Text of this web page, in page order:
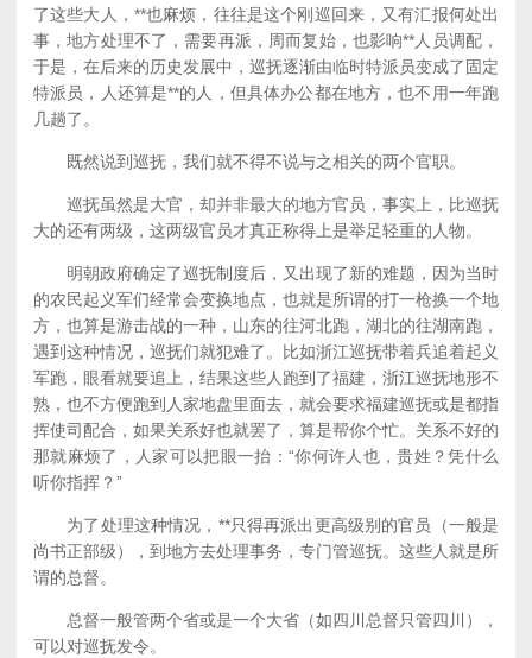
了这些大人，**也麻烦，往往是这个刚巡回来，又有汇报何处出
事，地方处理不了，需要再派，周而复始，也影响**人员调配，
于是，在后来的历史发展中，巡抚逐渐由临时特派员变成了固定
特派员，人还算是**的人，但具体办公都在地方，也不用一年跑
几趟了。
既然说到巡抚，我们就不得不说与之相关的两个官职。
巡抚虽然是大官，却并非最大的地方官员，事实上，比巡抚
大的还有两级，这两级官员才真正称得上是举足轻重的人物。
明朝政府确定了巡抚制度后，又出现了新的难题，因为当时
的农民起义军们经常会变换地点，也就是所谓的打一枪换一个地
方，也算是游击战的一种，山东的往河北跑，湖北的往湖南跑，
遇到这种情况，巡抚们就犯难了。比如浙江巡抚带着兵追着起义
军跑，眼看就要追上，结果这些人跑到了福建，浙江巡抚地形不
熟，也不方便跑到人家地盘里面去，就会要求福建巡抚或是都指
挥使司配合，如果关系好也就罢了，算是帮你个忙。关系不好的
那就麻烦了，人家可以把眼一抬：“你何许人也，贵姓？凭什么
听你指挥？”
为了处理这种情况，**只得再派出更高级别的官员（一般是
尚书正部级），到地方去处理事务，专门管巡抚。这些人就是所
谓的总督。
总督一般管两个省或是一个大省（如四川总督只管四川），
可以对巡抚发令。